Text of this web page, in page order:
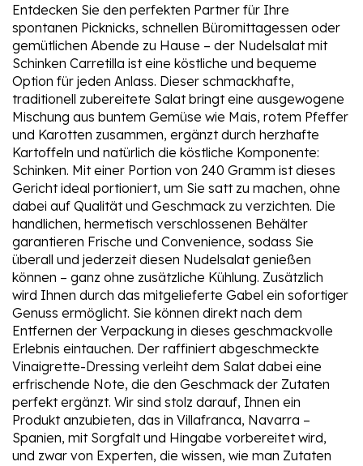
Entdecken Sie den perfekten Partner für Ihre
spontanen Picknicks, schnellen Büromittagessen oder
gemütlichen Abende zu Hause – der Nudelsalat mit
Schinken Carretilla ist eine köstliche und bequeme
Option für jeden Anlass. Dieser schmackhafte,
traditionell zubereitete Salat bringt eine ausgewogene
Mischung aus buntem Gemüse wie Mais, rotem Pfeffer
und Karotten zusammen, ergänzt durch herzhafte
Kartoffeln und natürlich die köstliche Komponente:
Schinken. Mit einer Portion von 240 Gramm ist dieses
Gericht ideal portioniert, um Sie satt zu machen, ohne
dabei auf Qualität und Geschmack zu verzichten. Die
handlichen, hermetisch verschlossenen Behälter
garantieren Frische und Convenience, sodass Sie
überall und jederzeit diesen Nudelsalat genießen
können – ganz ohne zusätzliche Kühlung. Zusätzlich
wird Ihnen durch das mitgelieferte Gabel ein sofortiger
Genuss ermöglicht. Sie können direkt nach dem
Entfernen der Verpackung in dieses geschmackvolle
Erlebnis eintauchen. Der raffiniert abgeschmeckte
Vinaigrette-Dressing verleiht dem Salat dabei eine
erfrischende Note, die den Geschmack der Zutaten
perfekt ergänzt. Wir sind stolz darauf, Ihnen ein
Produkt anzubieten, das in Villafranca, Navarra –
Spanien, mit Sorgfalt und Hingabe vorbereitet wird,
und zwar von Experten, die wissen, wie man Zutaten